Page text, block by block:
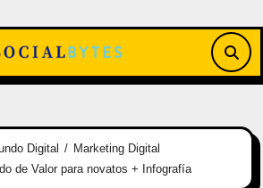
Digital
Marketing Digital
de Valor para novatos + Infografía